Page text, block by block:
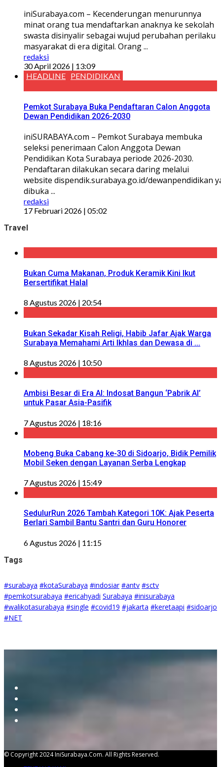
iniSurabaya.com – Kecenderungan menurunnya
minat orang tua mendaftarkan anaknya ke sekolah
swasta disinyalir sebagai wujud perubahan perilaku
masyarakat di era digital. Orang ...
redaksi
30 April 2026 | 13:09
HEADLINE PENDIDIKAN
Pemkot Surabaya Buka Pendaftaran Calon Anggota
Dewan Pendidikan 2026-2030
iniSURABAYA.com – Pemkot Surabaya membuka
seleksi penerimaan Calon Anggota Dewan
Pendidikan Kota Surabaya periode 2026-2030.
Pendaftaran dilakukan secara daring melalui
website dispendik.surabaya.go.id/dewanpendidikan
dibuka ...
redaksi
17 Februari 2026 | 05:02
Travel
Bukan Cuma Makanan, Produk Keramik Kini Ikut
Bersertifikat Halal
8 Agustus 2026 | 20:54
Bukan Sekadar Kisah Religi, Habib Jafar Ajak Warga
Surabaya Memahami Arti Ikhlas dan Dewasa di ...
8 Agustus 2026 | 10:50
Ambisi Besar di Era AI: Indosat Bangun ‘Pabrik AI’
untuk Pasar Asia-Pasifik
7 Agustus 2026 | 18:16
Mobeng Buka Cabang ke-30 di Sidoarjo, Bidik Pemilik
Mobil Seken dengan Layanan Serba Lengkap
7 Agustus 2026 | 15:49
SedulurRun 2026 Tambah Kategori 10K: Ajak Peserta
Berlari Sambil Bantu Santri dan Guru Honorer
6 Agustus 2026 | 11:15
Tags
#surabaya #kotaSurabaya #indosiar #antv #sctv
#pemkotsurabaya #ericahyadi Surabaya #inisurabaya
#walikotasurabaya #single #covid19 #jakarta #keretaapi #sidoarjo
#NET
© Copyright 2024 IniSurabaya.com. All Rights Reserved.